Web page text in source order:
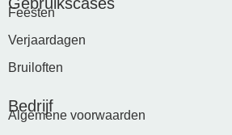
Feesten
Verjaardagen
Bruiloften
Bedrijf
Algemene voorwaarden